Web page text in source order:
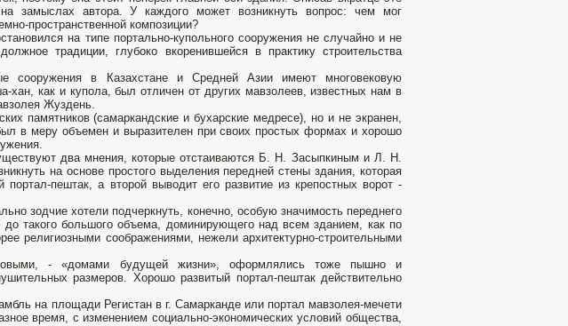
замыслах автора. У каждого может возникнуть вопрос: чем мог
пространственной композиции?
на типе портально-купольного сооружения не случайно и не
традиции, глубоко вкоренившейся в практику строительства
сооружения в Казахстане и Средней Азии имеют многовековую
хан, как и купола, был отличен от других мавзолеев, известных нам в
Жуздень.
памятников (самаркандские и бухарские медресе), но и не экранен,
в меру объемен и выразителен при своих простых формах и хорошо
два мнения, которые отстаиваются Б. Н. Засыпкиным и Л. Н.
на основе простого выделения передней стены здания, которая
пештак, а второй выводит его развитие из крепостных ворот -
зодчие хотели подчеркнуть, конечно, особую значимость переднего
такого большого объема, доминирующего над всем зданием, как по
религиозными соображениями, нежели архитектурно-строительными
- «домами будущей жизни», оформлялись тоже пышно и
размеров. Хорошо развитый портал-пештак действительно
на площади Регистан в г. Самарканде или портал мавзолея-мечети
время, с изменением социально-экономических условий общества,